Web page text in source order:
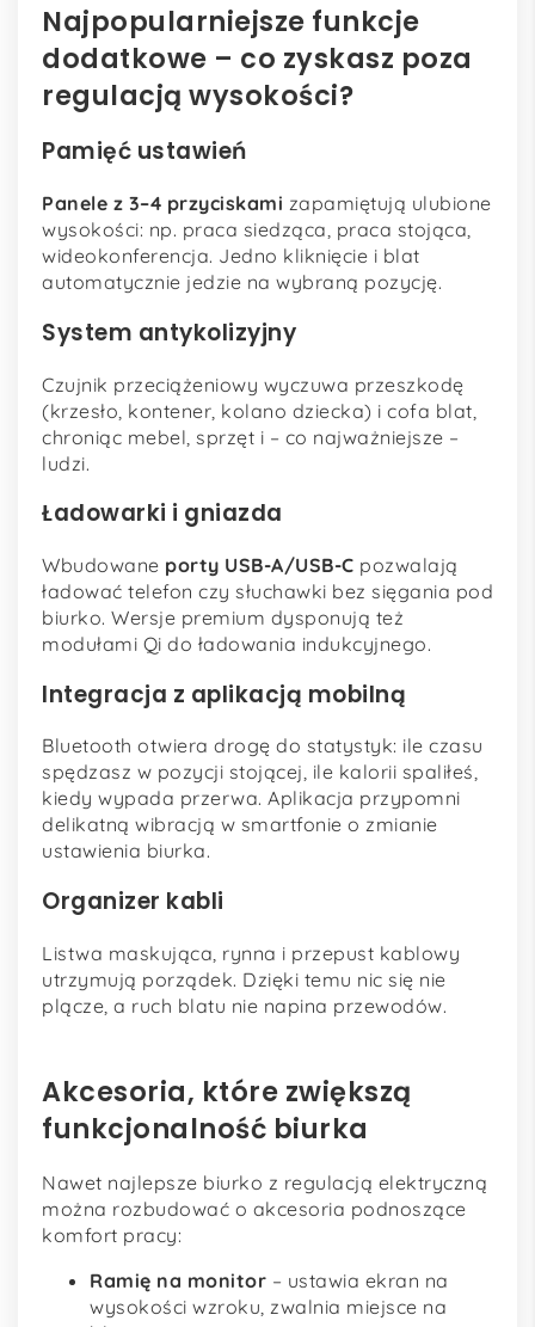
Najpopularniejsze funkcje
dodatkowe – co zyskasz poza
regulacją wysokości?
Pamięć ustawień
Panele z 3–4 przyciskami zapamiętują ulubione
wysokości: np. praca siedząca, praca stojąca,
wideokonferencja. Jedno kliknięcie i blat
automatycznie jedzie na wybraną pozycję.
System antykolizyjny
Czujnik przeciążeniowy wyczuwa przeszkodę
(krzesło, kontener, kolano dziecka) i cofa blat,
chroniąc mebel, sprzęt i – co najważniejsze –
ludzi.
Ładowarki i gniazda
Wbudowane porty USB-A/USB-C pozwalają
ładować telefon czy słuchawki bez sięgania pod
biurko. Wersje premium dysponują też
modułami Qi do ładowania indukcyjnego.
Integracja z aplikacją mobilną
Bluetooth otwiera drogę do statystyk: ile czasu
spędzasz w pozycji stojącej, ile kalorii spaliłeś,
kiedy wypada przerwa. Aplikacja przypomni
delikatną wibracją w smartfonie o zmianie
ustawienia biurka.
Organizer kabli
Listwa maskująca, rynna i przepust kablowy
utrzymują porządek. Dzięki temu nic się nie
plącze, a ruch blatu nie napina przewodów.
Akcesoria, które zwiększą
funkcjonalność biurka
Nawet najlepsze biurko z regulacją elektryczną
można rozbudować o akcesoria podnoszące
komfort pracy:
Ramię na monitor – ustawia ekran na
wysokości wzroku, zwalnia miejsce na